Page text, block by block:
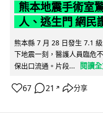
熊本地震手術室
人、逃生門 網民
熊本縣 7 月 28 日發生 7.1
下地震一刻，醫護人員臨危
保出口流通。片段...
閱讀
67 21 ↗ 分享